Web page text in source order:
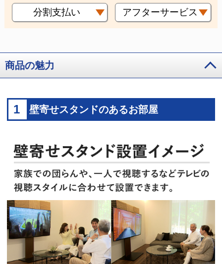
分割支払い アフターサービス
商品の魅力
1 壁寄せスタンドのあるお部屋